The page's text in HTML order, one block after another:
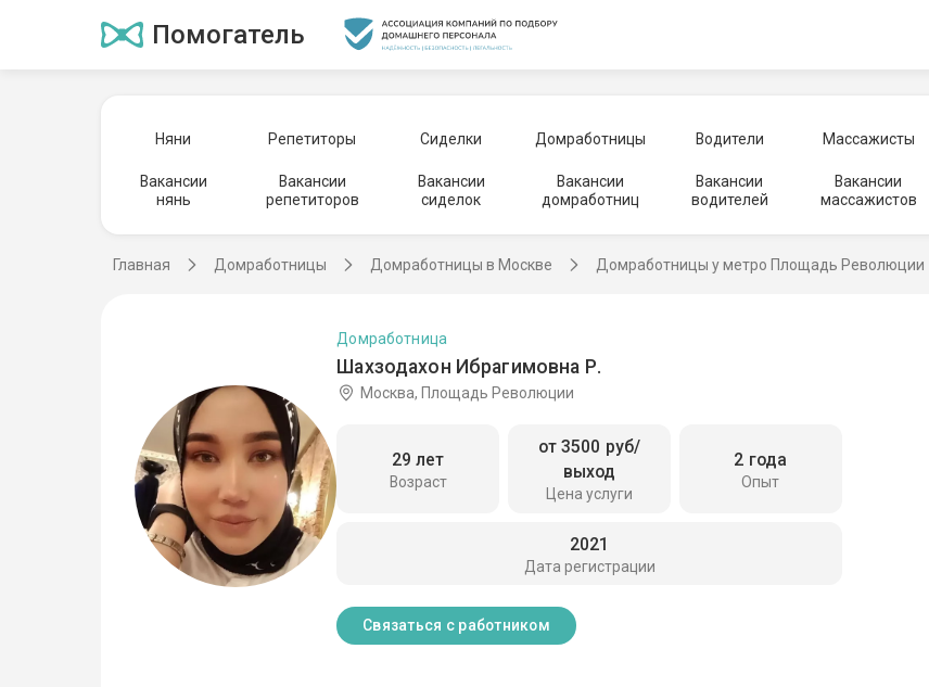
Помогатель
Няни Репетиторы Сиделки Домработницы Водители Массажисты
Вакансии
нянь
Вакансии
репетиторов
Вакансии
сиделок
Вакансии
домработниц
Вакансии
водителей
Вакансии
массажистов
Главная Домработницы Домработницы в Москве Домработницы у метро Площадь Революции
Шахзодахон Ибрагимовна Р.
Домработница
Москва, Площадь Революции
Возраст
29 лет
Цена услуги
от 3500 руб/
выход
Опыт
2 года
Дата регистрации
2021
Связаться с работником